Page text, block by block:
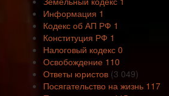
Информация 1
Кодекс об АП РФ 1
Конституция РФ 1
Налоговый кодекс 0
Освобождение 110
Ответы юристов (3 049)
Посягательство на жизнь 117